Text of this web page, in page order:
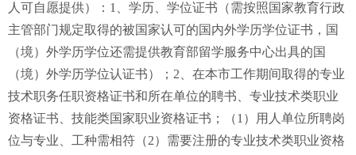
人可自愿提供）：1、学历、学位证书（需按照国家教育行政
主管部门规定取得的被国家认可的国内外学历学位证书，国
（境）外学历学位还需提供教育部留学服务中心出具的国
（境）外学历学位认证书）；2、在本市工作期间取得的专业
技术职务任职资格证书和所在单位的聘书、专业技术类职业
资格证书、技能类国家职业资格证书；（1）用人单位所聘岗
位与专业、工种需相符（2）需要注册的专业技术类职业资格